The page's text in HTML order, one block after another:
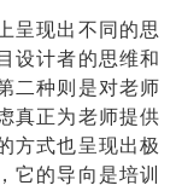
呈现出不同的思
设计者的思维和
二种则是对老师
真正为老师提供
方式也呈现出极
它的导向是培训